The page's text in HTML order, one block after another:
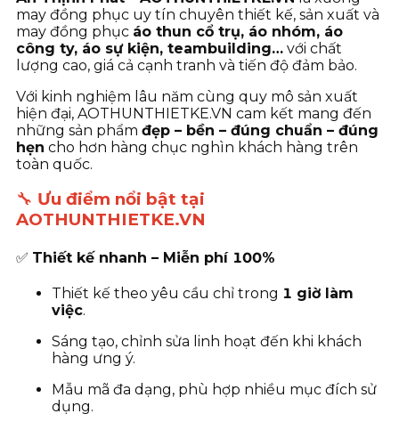
may đồng phục uy tín chuyên thiết kế, sản xuất và
may đồng phục áo thun cổ trụ, áo nhóm, áo
công ty, áo sự kiện, teambuilding… với chất
lượng cao, giá cả cạnh tranh và tiến độ đảm bảo.
Với kinh nghiệm lâu năm cùng quy mô sản xuất
hiện đại, AOTHUNTHIETKE.VN cam kết mang đến
những sản phẩm đẹp – bền – đúng chuẩn – đúng
hẹn cho hơn hàng chục nghìn khách hàng trên
toàn quốc.
🔧 Ưu điểm nổi bật tại
AOTHUNTHIETKE.VN
✅ Thiết kế nhanh – Miễn phí 100%
Thiết kế theo yêu cầu chỉ trong 1 giờ làm
việc.
Sáng tạo, chỉnh sửa linh hoạt đến khi khách
hàng ưng ý.
Mẫu mã đa dạng, phù hợp nhiều mục đích sử
dụng.